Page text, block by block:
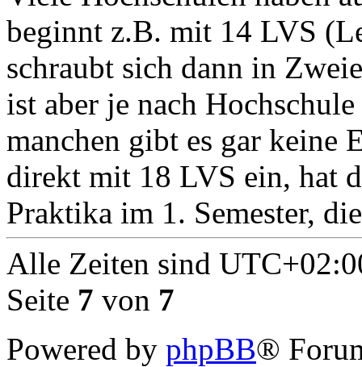
beginnt z.B. mit 14 LVS
schraubt sich dann in
ist aber je nach
manchen gibt es gar keine
direkt mit 18 LVS ein, hat
Praktika im 1. Semester,
Alle Zeiten sind
Seite 7 von 7
Powered by phpBB®